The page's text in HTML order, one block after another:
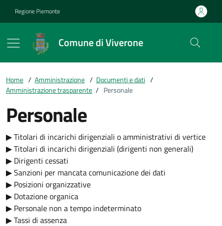
Regione Piemonte
Comune di Viverone
Home / Amministrazione / Documenti e dati /
Amministrazione trasparente / Personale
Personale
▶ Titolari di incarichi dirigenziali o amministrativi di vertice
▶ Titolari di incarichi dirigenziali (dirigenti non generali)
▶ Dirigenti cessati
▶ Sanzioni per mancata comunicazione dei dati
▶ Posizioni organizzative
▶ Dotazione organica
▶ Personale non a tempo indeterminato
▶ Tassi di assenza